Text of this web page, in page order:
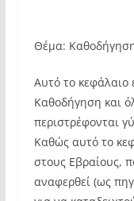
Θέμα:
Αυτό το κεφάλαιο
Καθοδήγηση και
περιστρέφονται
Καθώς αυτό το
στους Εβραίους,
αναφερθεί (ως